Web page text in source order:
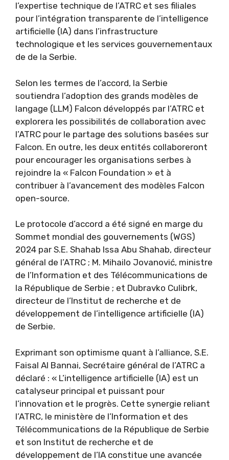
l’expertise technique de l’ATRC et ses filiales
pour l’intégration transparente de l’intelligence
artificielle (IA) dans l’infrastructure
technologique et les services gouvernementaux
de de la Serbie.
Selon les termes de l’accord, la Serbie
soutiendra l’adoption des grands modèles de
langage (LLM) Falcon développés par l’ATRC et
explorera les possibilités de collaboration avec
l’ATRC pour le partage des solutions basées sur
Falcon. En outre, les deux entités collaboreront
pour encourager les organisations serbes à
rejoindre la « Falcon Foundation » et à
contribuer à l’avancement des modèles Falcon
open-source.
Le protocole d’accord a été signé en marge du
Sommet mondial des gouvernements (WGS)
2024 par S.E. Shahab Issa Abu Shahab, directeur
général de l’ATRC ; M. Mihailo Jovanović, ministre
de l’Information et des Télécommunications de
la République de Serbie ; et Dubravko Culibrk,
directeur de l’Institut de recherche et de
développement de l’intelligence artificielle (IA)
de Serbie.
Exprimant son optimisme quant à l’alliance, S.E.
Faisal Al Bannai, Secrétaire général de l’ATRC a
déclaré : « L’intelligence artificielle (IA) est un
catalyseur principal et puissant pour
l’innovation et le progrès. Cette synergie reliant
l’ATRC, le ministère de l’Information et des
Télécommunications de la République de Serbie
et son Institut de recherche et de
développement de l’IA constitue une avancée